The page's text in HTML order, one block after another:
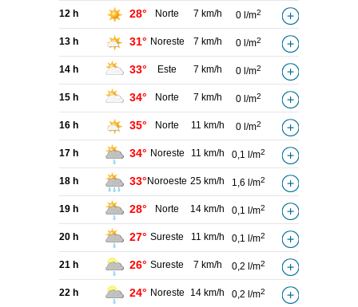
12 h 28° Norte 7 km/h 0 l/m2
13 h 31° Noreste 7 km/h 0 l/m2
14 h 33° Este 7 km/h 0 l/m2
15 h 34° Norte 7 km/h 0 l/m2
16 h 35° Norte 11 km/h 0 l/m2
17 h 34° Noreste 11 km/h 0,1 l/m2
18 h 33° Noroeste 25 km/h 1,6 l/m2
19 h 28° Norte 14 km/h 0,1 l/m2
20 h 27° Sureste 11 km/h 0,1 l/m2
21 h 26° Sureste 7 km/h 0,2 l/m2
22 h 24° Noreste 14 km/h 0,2 l/m2